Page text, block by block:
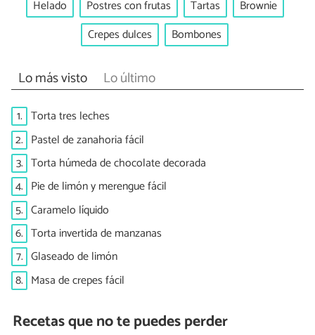
Helado Postres con frutas Tartas
Brownie
Crepes dulces
Bombones
Lo más visto Lo último
1. Torta tres leches
2. Pastel de zanahoria fácil
3. Torta húmeda de chocolate decorada
4. Pie de limón y merengue fácil
5. Caramelo líquido
6. Torta invertida de manzanas
7. Glaseado de limón
8. Masa de crepes fácil
Recetas que no te puedes perder